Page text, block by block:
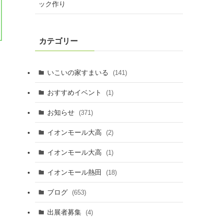
ック作り
カテゴリー
いこいの家すまいる (141)
おすすめイベント (1)
お知らせ (371)
イオンモール大高 (2)
イオンモール大高 (1)
イオンモール熱田 (18)
ブログ (653)
出展者募集 (4)